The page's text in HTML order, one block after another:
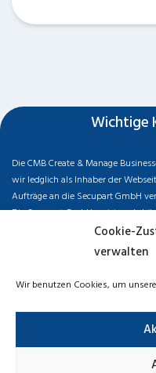
Cookie-
verwalten
Wir benutzen Cookies, um
Wichtige
Die CMB Create & Manage
wir ledglich als Inhaber der
Aufträge an die Secupart GmbH
Die Secupart GmbH weist
Ortschaften keine Zweigstelle
mobiler Dienstleister zu unserem
zusammen, an die wir den
der Fremdfirmen haften.
Kooperationsfirma vor Ort zu
die Daten und die Preise des